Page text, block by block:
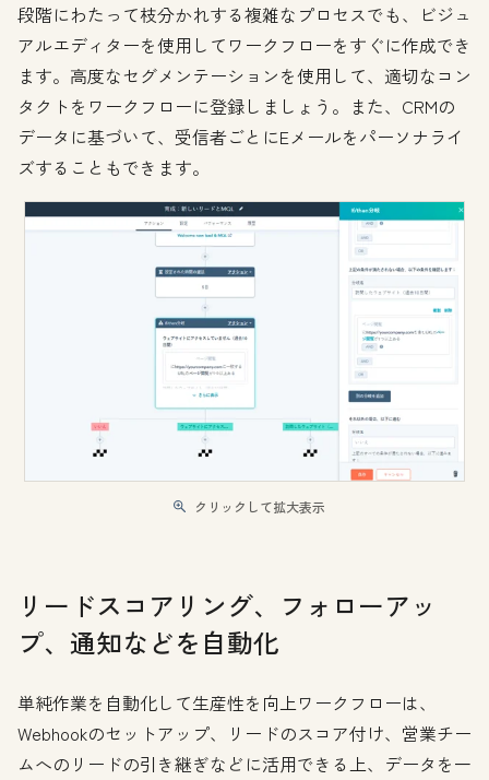
段階にわたって枝分かれする複雑なプロセスでも、ビジュ
アルエディターを使用してワークフローをすぐに作成でき
ます。高度なセグメンテーションを使用して、適切なコン
タクトをワークフローに登録しましょう。また、CRMの
データに基づいて、受信者ごとにEメールをパーソナライ
ズすることもできます。
クリックして拡大表示
リードスコアリング、フォローアッ
プ、通知などを自動化
単純作業を自動化して生産性を向上ワークフローは、
Webhookのセットアップ、リードのスコア付け、営業チー
ムへのリードの引き継ぎなどに活用できる上、データを一